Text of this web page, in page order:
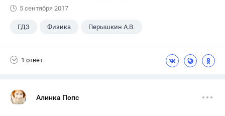
5 сентября 2017
ГДЗ Физика Перышкин А.В.
1 ответ
Алинка Попс